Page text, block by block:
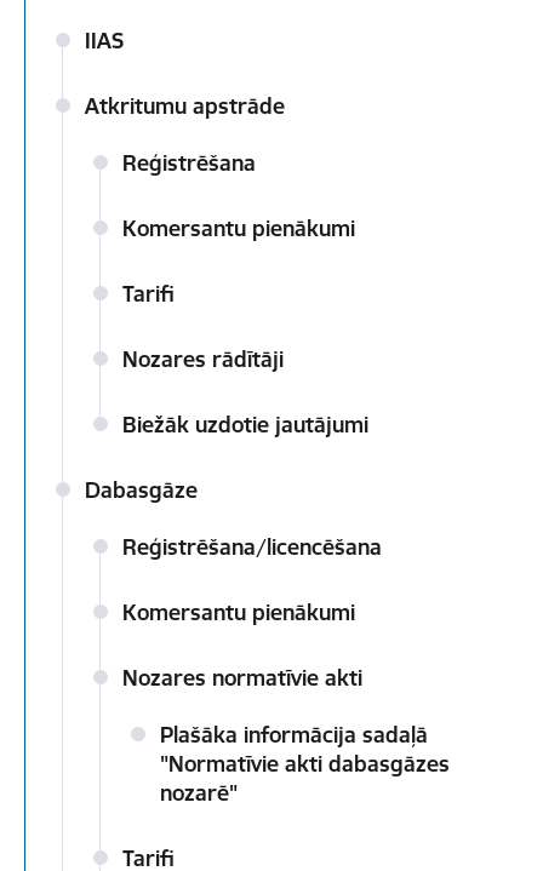
IIAS
Atkritumu apstrāde
Reģistrēšana
Komersantu pienākumi
Tarifi
Nozares rādītāji
Biežāk uzdotie jautājumi
Dabasgāze
Reģistrēšana/licencēšana
Komersantu pienākumi
Nozares normatīvie akti
Plašāka informācija sadaļā
"Normatīvie akti dabasgāzes
nozarē"
Tarifi